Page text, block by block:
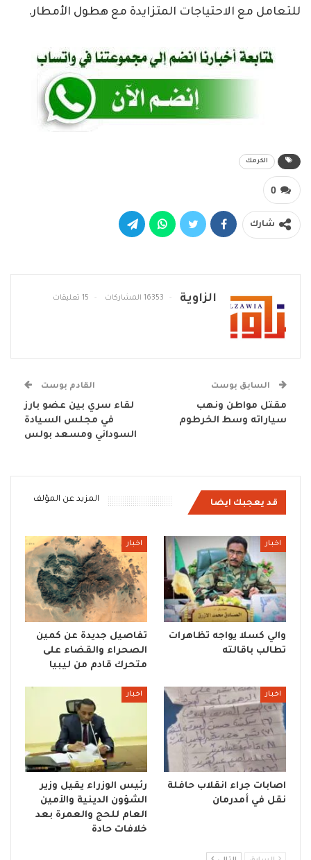
للتعامل مع الاحتياجات المتزايدة مع هطول الأمطار.
الكرمك
0
شارك
الزاوية 16353 المشاركات 15 تعليقات
السابق بوست
مقتل مواطن ونهب
سياراته وسط الخرطوم
القادم بوست
لقاء سري بين عضو بارز
في مجلس السيادة
السوداني ومسعد بولس
قد يعجبك ايضا المزيد عن المؤلف
اخبار
والي كسلا يواجه تظاهرات
تطالب باقالته
اخبار
تفاصيل جديدة عن كمين
الصحراء والقضاء على
متحرك قادم من ليبيا
اخبار
اصابات جراء انقلاب حافلة
نقل في أمدرمان
اخبار
رئيس الوزراء يقيل وزير
الشؤون الدينية والأمين
العام للحج والعمرة بعد
خلافات حادة